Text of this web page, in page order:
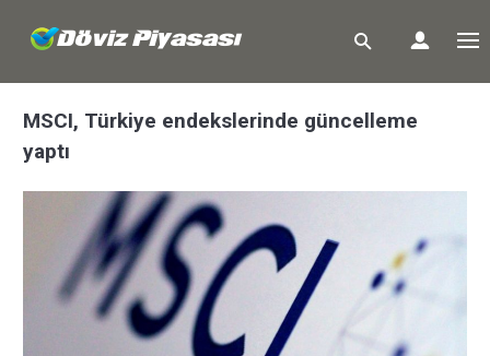
MSCI, Türkiye endekslerinde güncelleme
yaptı